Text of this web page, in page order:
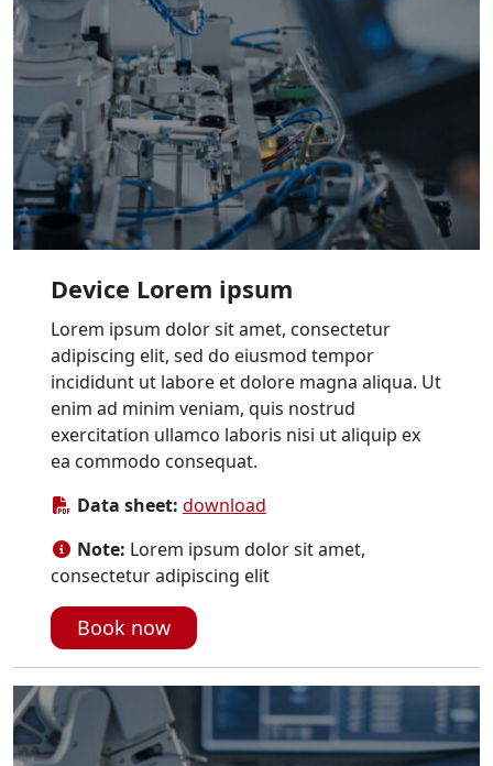
Device Lorem ipsum
Lorem ipsum dolor sit amet, consectetur
adipiscing elit, sed do eiusmod tempor
incididunt ut labore et dolore magna aliqua. Ut
enim ad minim veniam, quis nostrud
exercitation ullamco laboris nisi ut aliquip ex
ea commodo consequat.
Data sheet: download
Note: Lorem ipsum dolor sit amet,
consectetur adipiscing elit
Book now